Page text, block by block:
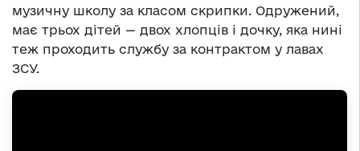
музичну школу за класом скрипки. Одружений,
має трьох дітей — двох хлопців і дочку, яка нині
теж проходить службу за контрактом у лавах
ЗСУ.